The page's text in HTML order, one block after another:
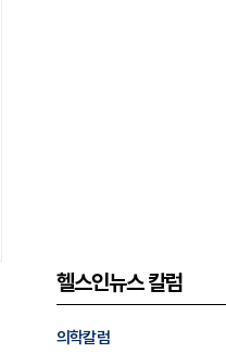
헬스인뉴스 칼럼
의학칼럼